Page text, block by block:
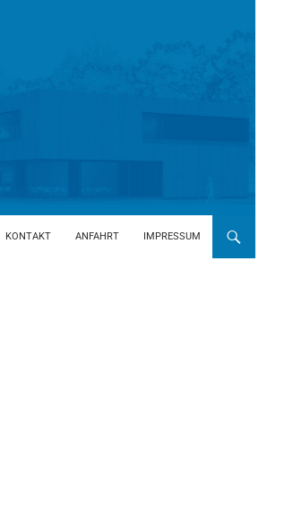
KONTAKT ANFAHRT IMPRESSUM